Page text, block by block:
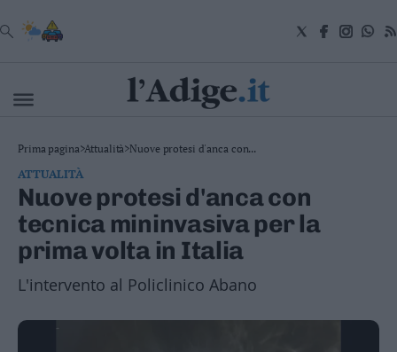
VAI
Cronaca
Attualità
Economia
Cultura
e
Spettacoli
Salute
e
Benessere
Tecnologia
Prima pagina>Attualità>Nuove protesi d'anca con...
ATTUALITÀ
Nuove protesi d'anca con
tecnica mininvasiva per la
prima volta in Italia
L'intervento al Policlinico Abano